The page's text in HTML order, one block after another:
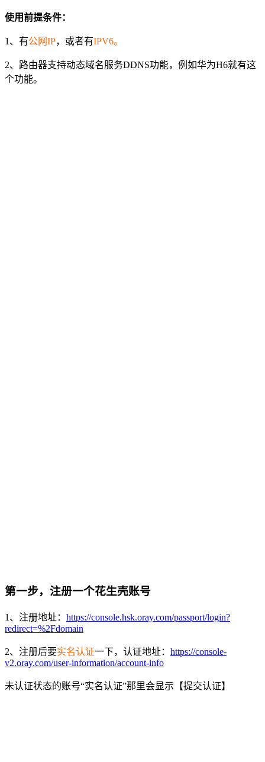
使用前提条件：
1、有公网IP，或者有IPV6。
2、路由器支持动态域名服务DDNS功能，例如华为H6就有这
个功能。
第一步，注册一个花生壳账号
1、注册地址： https://console.hsk.oray.com/passport/login?
redirect=%2Fdomain
2、注册后要实名认证一下，认证地址： https://console-
v2.oray.com/user-information/account-info
未认证状态的账号“实名认证”那里会显示【提交认证】